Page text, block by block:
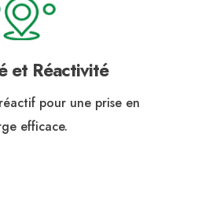
et Réactivité
pour une prise en
efficace.